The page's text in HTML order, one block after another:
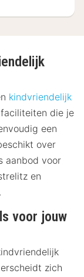
kindvriendelijk
die je
een
over
aanbod voor
en
voor jouw
zich